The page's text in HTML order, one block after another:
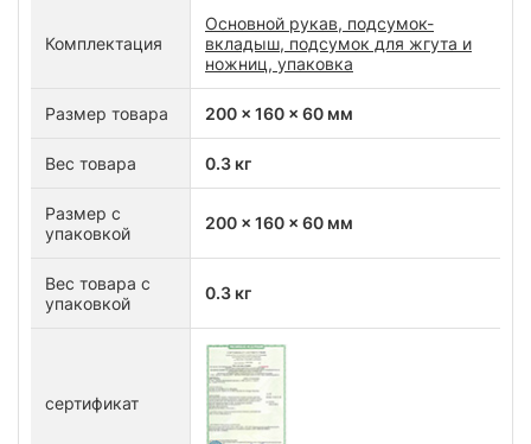
Комплектация
Основной рукав, подсумок-
вкладыш, подсумок для жгута и
ножниц, упаковка
Размер товара 200 x 160 x 60 мм
Вес товара 0.3 кг
Размер с
упаковкой
200 x 160 x 60 мм
Вес товара с
упаковкой
0.3 кг
сертификат